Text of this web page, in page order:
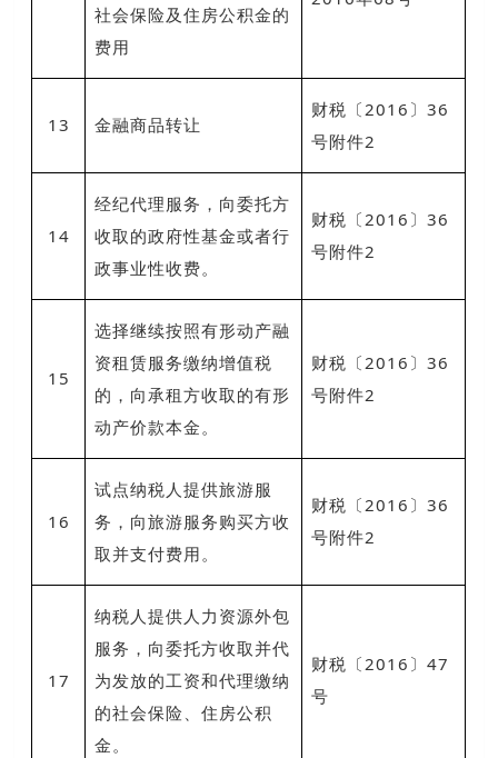
社会保险及住房公积金的
费用
13 金融商品转让
财税〔2016〕36
号附件2
14
经纪代理服务，向委托方
收取的政府性基金或者行
政事业性收费。
财税〔2016〕36
号附件2
15
选择继续按照有形动产融
资租赁服务缴纳增值税
的，向承租方收取的有形
动产价款本金。
财税〔2016〕36
号附件2
16
试点纳税人提供旅游服
务，向旅游服务购买方收
取并支付费用。
财税〔2016〕36
号附件2
17
纳税人提供人力资源外包
服务，向委托方收取并代
为发放的工资和代理缴纳
的社会保险、住房公积
金。
财税〔2016〕47
号